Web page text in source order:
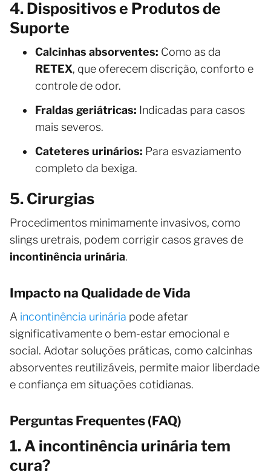
4. Dispositivos e Produtos de
Suporte
Calcinhas absorventes: Como as da
RETEX, que oferecem discrição, conforto e
controle de odor.
Fraldas geriátricas: Indicadas para casos
mais severos.
Cateteres urinários: Para esvaziamento
completo da bexiga.
5. Cirurgias
Procedimentos minimamente invasivos, como
slings uretrais, podem corrigir casos graves de
incontinência urinária.
Impacto na Qualidade de Vida
A incontinência urinária pode afetar
significativamente o bem-estar emocional e
social. Adotar soluções práticas, como calcinhas
absorventes reutilizáveis, permite maior liberdade
e confiança em situações cotidianas.
Perguntas Frequentes (FAQ)
1. A incontinência urinária tem
cura?